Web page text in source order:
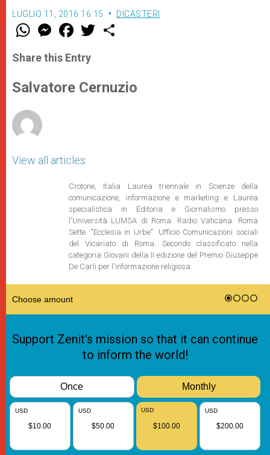
LUGLIO 11, 2016 16:15 DICASTERI
W
t
s
p
p
M
e
s
e
g
e
F
a
e
b
o
k
w
r
Share this Entry
Salvatore Cernuzio
View all articles
Crotone, Italia Laurea triennale in Scienze della
comunicazione, informazione e marketing e Laurea
specialistica in Editoria e Giornalismo presso
l'Università LUMSA di Roma. Radio Vaticana. Roma
Sette. "Ecclesia in Urbe". Ufficio Comunicazioni sociali
del Vicariato di Roma. Secondo classificato nella
categoria Giovani della II edizione del Premio Giuseppe
De Carli per l'informazione religiosa